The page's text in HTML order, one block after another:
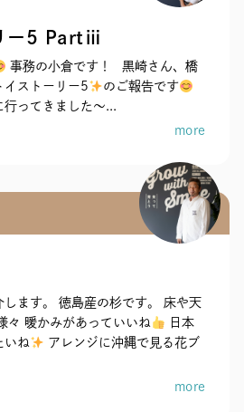
ー5 Partⅲ
事務の小倉です！ 黒崎さん、橋
イストーリー5
のご報告です
ってきました～...
more
ます。 徳島産の杉です。 床や天
々 暖かみがあっていいね
日本
いね
アレンジに沖縄で見る花ブ
more